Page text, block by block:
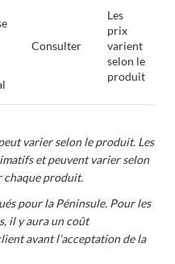
Consulter
Les
prix
varient
selon le
produit
varier selon le produit. Les
et peuvent varier selon
chaque produit.
pour la Péninsule. Pour les
il y aura un coût
avant l’acceptation de la